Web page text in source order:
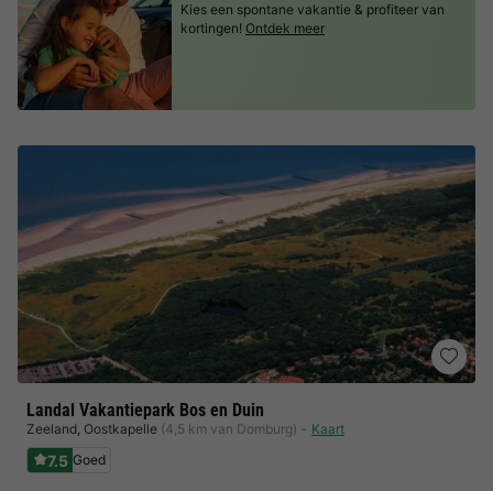
Landal Vakantiepark Bos en Duin
Zeeland, Oostkapelle (4,5 km van Domburg) Kaart
7.5 Goed
Kies een spontane vakantie & profiteer van
kortingen! Ontdek meer